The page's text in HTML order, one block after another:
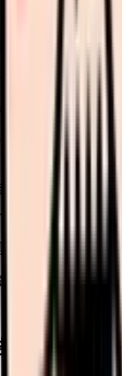
たいという悩
休む段取りを
り、受診、休
たいについて
なく、悩みを
録を分けてく
も判断がぶれに
・求人広告